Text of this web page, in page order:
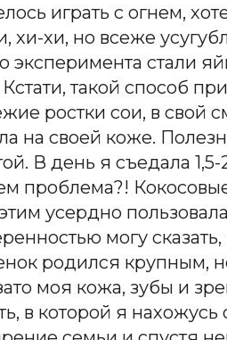
играть с огнем,
хи-хи, но всеже
эксперимента стали
такой способ
ростки сои, в
на своей коже.
В день я съедала
проблема?!
усердно
могу
родился крупным,
моя кожа, зубы и
в которой я